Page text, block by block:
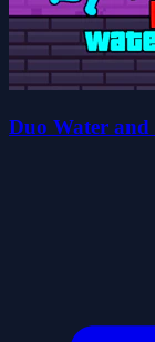
Duo Water and